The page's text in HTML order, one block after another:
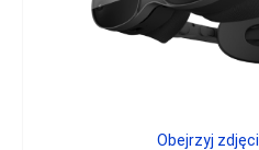
Obejrzyj